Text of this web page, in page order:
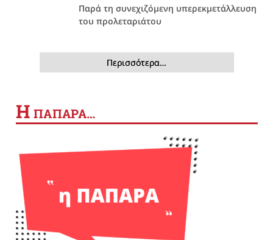
Παρά τη συνεχιζόμενη υπερεκμετάλλευση
του προλεταριάτου
Περισσότερα…
Η ΠΑΠΑΡΑ…